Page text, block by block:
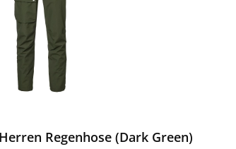
Regenhose (Dark Green)